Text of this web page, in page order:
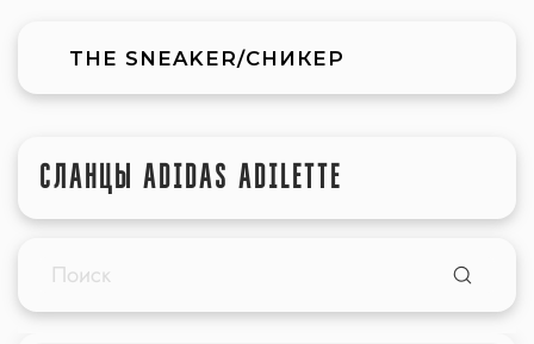
THE SNEAKER/СНИКЕР
СЛАНЦЫ ADIDAS ADILETTE